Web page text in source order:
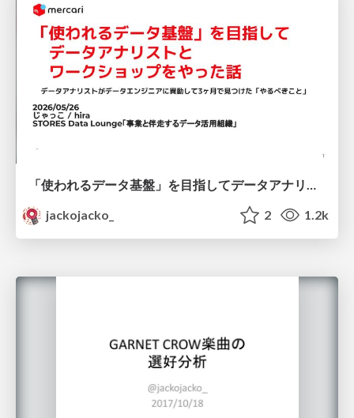
「使われるデータ基盤」を目指してデータアナリストとワークショップをやった話
jackojacko_
2 1.2k